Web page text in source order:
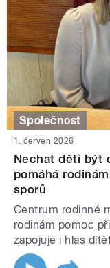
Společnost
1. červen 2026
Nechat děti být
pomáhá
sporů
Centrum rodinné
rodinám pomoc
zapojuje i hlas